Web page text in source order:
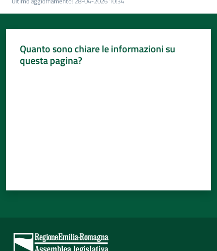
Per
cittadini
Quanto sono chiare le informazioni su
questa pagina?